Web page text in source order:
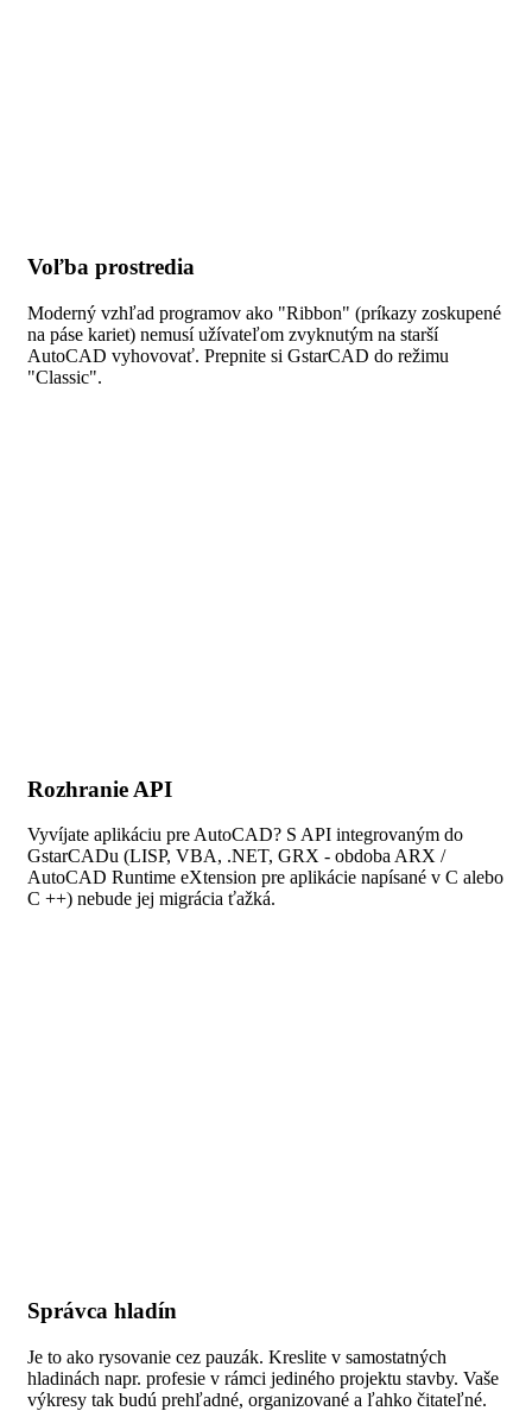
Voľba prostredia
Moderný vzhľad programov ako "Ribbon" (príkazy zoskupené
na páse kariet) nemusí užívateľom zvyknutým na starší
AutoCAD vyhovovať. Prepnite si GstarCAD do režimu
"Classic".
Rozhranie API
Vyvíjate aplikáciu pre AutoCAD? S API integrovaným do
GstarCADu (LISP, VBA, .NET, GRX - obdoba ARX /
AutoCAD Runtime eXtension pre aplikácie napísané v C alebo
C ++) nebude jej migrácia ťažká.
Správca hladín
Je to ako rysovanie cez pauzák. Kreslite v samostatných
hladinách napr. profesie v rámci jediného projektu stavby. Vaše
výkresy tak budú prehľadné, organizované a ľahko čitateľné.